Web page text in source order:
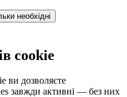
необхідні
cookie
ви дозволяєте
завжди активні — без них